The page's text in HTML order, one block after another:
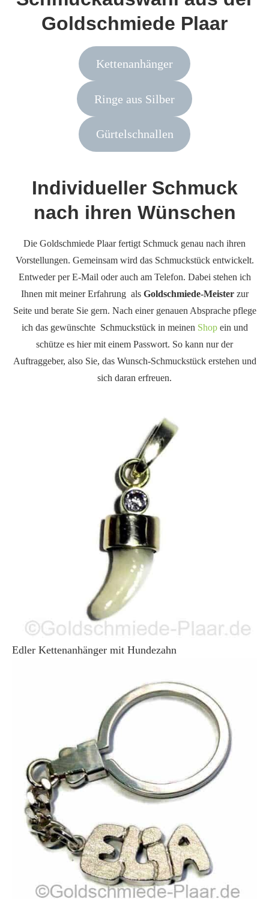
Goldschmiede Plaar
Kettenanhänger
Ringe aus Silber
Gürtelschnallen
Individueller Schmuck
nach ihren Wünschen
Die Goldschmiede Plaar fertigt Schmuck genau nach ihren
Vorstellungen. Gemeinsam wird das Schmuckstück entwickelt.
Entweder per E-Mail oder auch am Telefon. Dabei stehen ich
Ihnen mit meiner Erfahrung als Goldschmiede-Meisterzur
Seite und berate Sie gern. Nach einer genauen Absprache pflege
ich das gewünschte Schmuckstück in meinen Shopein und
schütze es hier mit einem Passwort. So kann nur der
Auftraggeber, also Sie, das Wunsch-Schmuckstück erstehen und
sich daran erfreuen.
Edler Kettenanhänger mit Hundezahn